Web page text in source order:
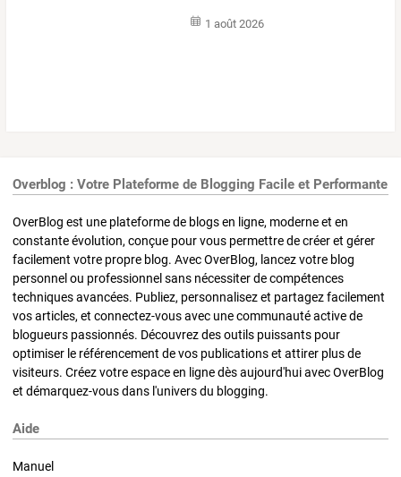
1 août 2026
Overblog : Votre Plateforme de Blogging Facile et Performante
OverBlog est une plateforme de blogs en ligne, moderne et en
constante évolution, conçue pour vous permettre de créer et gérer
facilement votre propre blog. Avec OverBlog, lancez votre blog
personnel ou professionnel sans nécessiter de compétences
techniques avancées. Publiez, personnalisez et partagez facilement
vos articles, et connectez-vous avec une communauté active de
blogueurs passionnés. Découvrez des outils puissants pour
optimiser le référencement de vos publications et attirer plus de
visiteurs. Créez votre espace en ligne dès aujourd'hui avec OverBlog
et démarquez-vous dans l'univers du blogging.
Aide
Manuel